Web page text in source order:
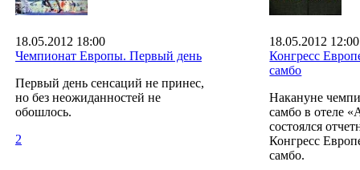
18.05.2012 18:00
Чемпионат Европы. Первый день
Первый день сенсаций не принес,
но без неожиданностей не
обошлось.
2
18.05.2012 12:00
Конгресс
самбо
Накануне
самбо в отеле
состоялся
Конгресс
самбо.